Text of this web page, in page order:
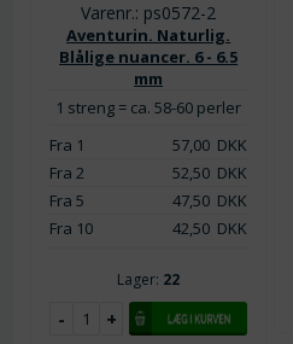
Varenr.: ps0572-2
Aventurin. Naturlig.
Blålige nuancer. 6 - 6.5
mm
1 streng = ca. 58-60 perler
Fra 1
57,00DKK
Fra 2
52,50DKK
Fra 5
47,50DKK
Fra 10
42,50DKK
Lager: 22